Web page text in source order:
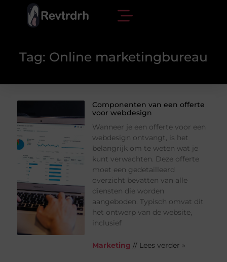
Tag: Online marketingbureau
Componenten van een offerte
voor webdesign
Wanneer je een offerte voor een
webdesign ontvangt, is het
belangrijk om te weten wat je
kunt verwachten. Deze offerte
moet een gedetailleerd
overzicht bevatten van alle
diensten die worden
aangeboden. Typisch omvat dit
het ontwerp van de website,
inclusief
Marketing // Lees verder »